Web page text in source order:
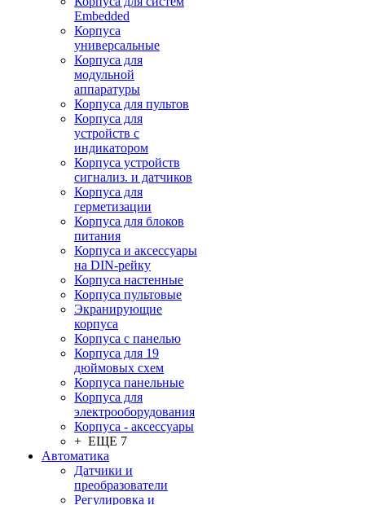
Embedded
Корпуса
универсальные
Корпуса для
модульной
аппаратуры
Корпуса для пультов
Корпуса для
устройств с
индикатором
Корпуса устройств
сигнализ. и датчиков
Корпуса для
герметизации
Корпуса для блоков
питания
Корпуса и аксессуары
на DIN-рейку
Корпуса настенные
Корпуса пультовые
Экранирующие
корпуса
Корпуса с панелью
Корпуса для 19
дюймовых схем
Корпуса панельные
Корпуса для
электрооборудования
Корпуса - аксессуары
+ ЕЩЕ 7
Автоматика
Датчики и
преобразователи
Регулировка и